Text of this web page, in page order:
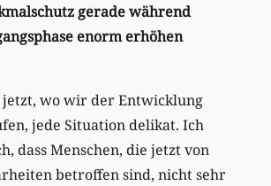
gerade während
enorm erhöhen
wo wir der Entwicklung
jede Situation delikat. Ich
dass Menschen, die jetzt von
betroffen sind, nicht sehr